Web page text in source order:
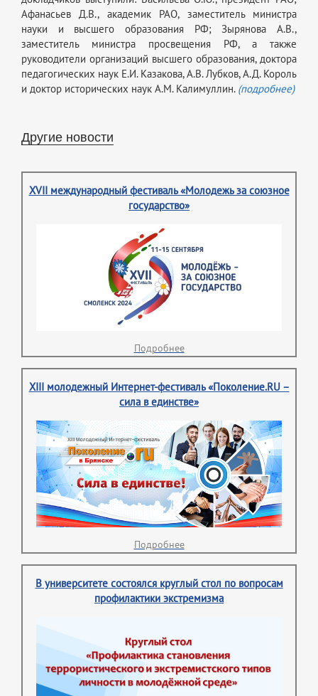
Афанасьев Д.В., академик РАО, заместитель министра
науки и высшего образования РФ; Зырянова А.В.,
заместитель министра просвещения РФ, а также
руководители организаций высшего образования, доктора
педагогических наук Е.И. Казакова, А.В. Лубков, А.Д. Король
и доктор исторических наук А.М. Калимуллин. (подробнее)
Другие новости
XVII международный фестиваль «Молодежь за союзное
государство»
Подробнее
XIII молодежный Интернет-фестиваль «Поколение.RU –
сила в единстве»
Подробнее
В университете состоялся круглый стол по вопросам
профилактики экстремизма